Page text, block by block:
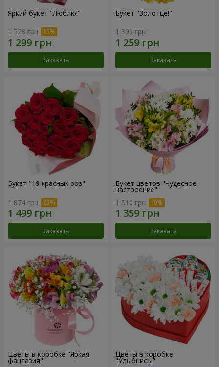
Яркий букет "Люблю!"
1 528 грн
Заказать
Букет "Золотце!"
1 399 грн
Заказать
Букет "19 красных роз"
1 874 грн
Заказать
Букет цветов "Чудесное
настроение"
1 510 грн
Заказать
Цветы в коробке "Яркая
фантазия"
Цветы в коробке
"Улыбнись!"